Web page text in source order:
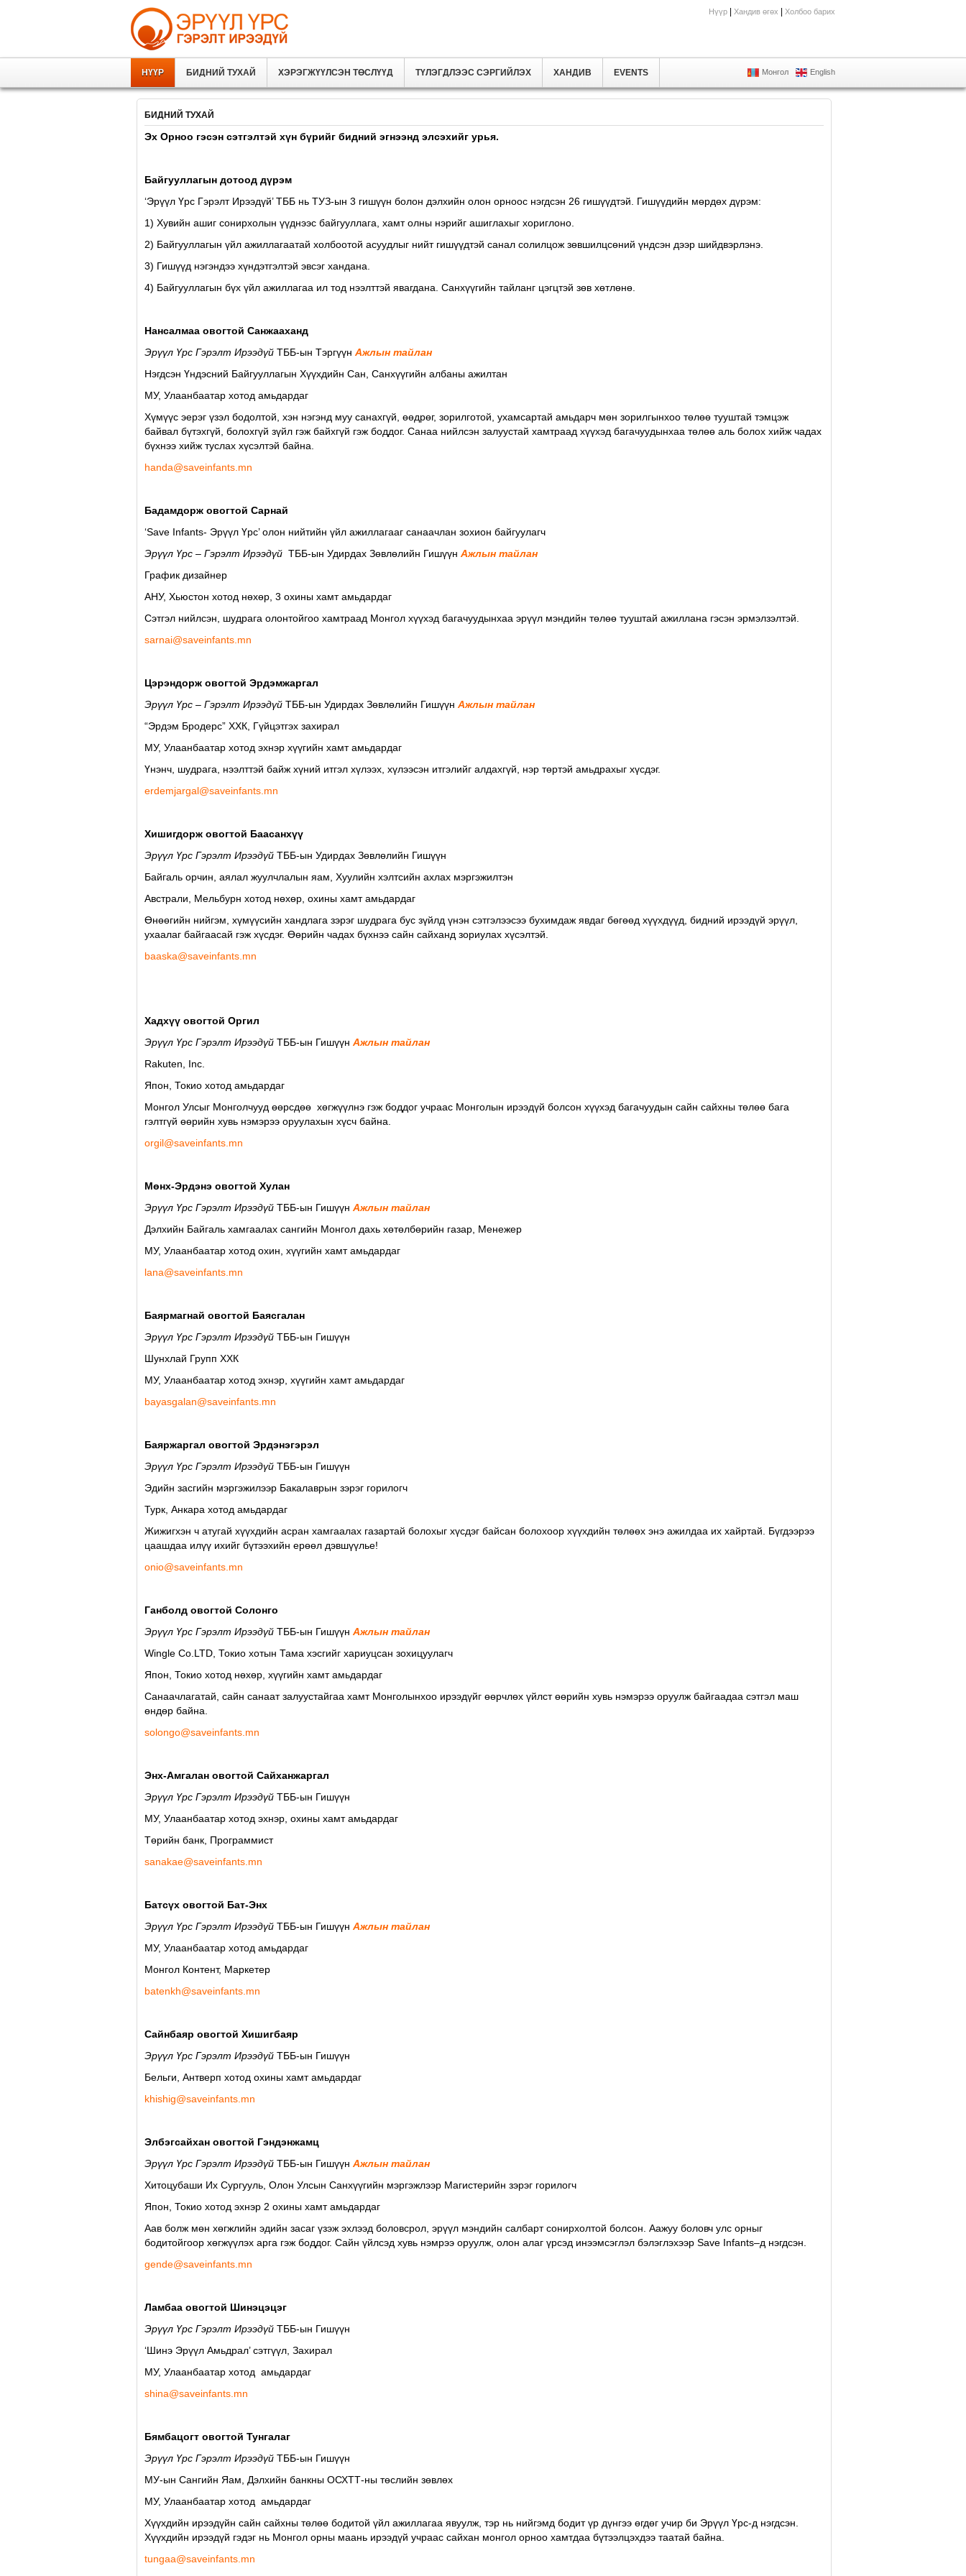
Монгол English
Нүүр Хандив өгөх Холбоо барих
НҮҮР БИДНИЙ ТУХАЙ ХЭРЭГЖҮҮЛСЭН ТӨСЛҮҮД ТҮЛЭГДЛЭЭС СЭРГИЙЛЭХ ХАНДИВ EVENTS
БИДНИЙ ТУХАЙ
Эх Орноо гэсэн сэтгэлтэй хүн бүрийг бидний эгнээнд элсэхийг урья.
Байгууллагын дотоод дүрэм
‘Эрүүл Үрс Гэрэлт Ирээдүй’ ТББ нь ТУЗ-ын 3 гишүүн болон дэлхийн олон орноос нэгдсэн 26 гишүүдтэй. Гишүүдийн мөрдөх дүрэм:
1) Хувийн ашиг сонирхолын үүднээс байгууллага, хамт олны нэрийг ашиглаxыг хориглоно.
2) Байгууллагын үйл ажиллагаатай холбоотой асуудлыг нийт гишүүдтэй санал солилцож зөвшилцсөний үндсэн дээр шийдвэрлэнэ.
3) Гишүүд нэгэндээ хүндэтгэлтэй эвсэг хандана.
4) Байгууллагын бүх үйл ажиллагаа ил тод нээлттэй явагдана. Санхүүгийн тайланг цэгцтэй зөв хөтлөнө.
Нансалмаа овогтой Санжааханд
Эрүүл Үрс Гэрэлт Ирээдүй ТББ-ын Тэргүүн Ажлын тайлан
Нэгдсэн Үндэсний Байгууллагын Хүүхдийн Cан, Санхүүгийн албаны ажилтан
МУ, Улаанбаатар хотод амьдардаг
Хүмүүс эерэг үзэл бодолтой, хэн нэгэнд муу санахгүй, өөдрөг, зорилготой, ухамсартай амьдарч мөн зорилгынхоо төлөө тууштай тэмцэж
байвал бүтэхгүй, болохгүй зүйл гэж байхгүй гэж боддог. Санаа нийлсэн залуустай хамтраад хүүхэд багачуудынхаа төлөө аль болох хийж чадах
бүхнээ хийж туслах хүсэлтэй байна.
handa@saveinfants.mn
Бадамдорж овогтой Сарнай
‘Save Infants- Эрүүл Үрс’ олон нийтийн үйл ажиллагааг санаачлан зохион байгуулагч
Эрүүл Үрс – Гэрэлт Ирээдүй ТББ-ын Удирдах Зөвлөлийн Гишүүн Ажлын тайлан
График дизайнер
АНУ, Хьюстон хотод нөхөр, 3 охины хамт амьдардаг
Cэтгэл нийлсэн, шудрага олонтойгоо хамтраад Монгол хүүхэд багачуудынхаа эрүүл мэндийн төлөө тууштай ажиллана гэсэн эрмэлзэлтэй.
sarnai@saveinfants.mn
Цэрэндорж овогтой Эрдэмжаргал
Эрүүл Үрс – Гэрэлт Ирээдүй ТББ-ын Удирдах Зөвлөлийн Гишүүн Ажлын тайлан
“Эрдэм Бродерс” ХХК, Гүйцэтгэх захирал
МУ, Улаанбаатар хотод эхнэр хүүгийн хамт амьдардаг
Үнэнч, шудрага, нээлттэй байж хүний итгэл хүлээх, хүлээсэн итгэлийг алдахгүй, нэр төртэй амьдрахыг хүсдэг.
erdemjargal@saveinfants.mn
Хишигдорж овогтой Баасанхүү
Эрүүл Үрс Гэрэлт Ирээдүй ТББ-ын Удирдах Зөвлөлийн Гишүүн
Байгаль орчин, аялал жуулчлалын яам, Xуулийн хэлтсийн ахлах мэргэжилтэн
Австрали, Мельбурн хотод нөхөр, охины хамт амьдардаг
Өнөөгийн нийгэм, хүмүүсийн хандлага зэрэг шудрага бус зүйлд үнэн сэтгэлээсээ бухимдаж явдаг бөгөөд хүүхдүүд, бидний ирээдүй эрүүл,
ухаалаг байгаасай гэж хүсдэг. Өөрийн чадах бүхнээ сайн сайханд зориулах хүсэлтэй.
baaska@saveinfants.mn
Хадхүү овогтой Оргил
Эрүүл Үрс Гэрэлт Ирээдүй ТББ-ын Гишүүн Ажлын тайлан
Rakuten, Inc.
Япон, Токио хотод амьдардаг
Монгол Улсыг Монголчууд өөрсдөө хөгжүүлнэ гэж боддог учраас Монголын ирээдүй болсон хүүхэд багачуудын сайн сайхны төлөө бага
гэлтгүй өөрийн хувь нэмэрээ оруулахын хүсч байна.
orgil@saveinfants.mn
Мөнх-Эрдэнэ овогтой Хулан
Эрүүл Үрс Гэрэлт Ирээдүй ТББ-ын Гишүүн Ажлын тайлан
Дэлхийн Байгаль хамгаалах cангийн Монгол дахь xөтөлбөрийн газар, Mенежер
МУ, Улаанбаатар хотод охин, хүүгийн хамт амьдардаг
lana@saveinfants.mn
Баярмагнай овогтой Баясгалан
Эрүүл Үрс Гэрэлт Ирээдүй ТББ-ын Гишүүн
Шунхлай Групп ХХК
МУ, Улаанбаатар хотод эхнэр, хүүгийн хамт амьдардаг
bayasgalan@saveinfants.mn
Баяржаргал овогтой Эрдэнэгэрэл
Эрүүл Үрс Гэрэлт Ирээдүй ТББ-ын Гишүүн
Эдийн засгийн мэргэжилээр Бакалаврын зэрэг горилогч
Турк, Анкара хотод амьдардаг
Жижигхэн ч атугай хүүхдийн асран хамгаалах газартай болохыг хүсдэг байсан болохоор хүүхдийн төлөөх энэ ажилдаа их хайртай. Бүгдээрээ
цаашдаа илүү ихийг бүтээхийн ерөөл дэвшүүлье!
onio@saveinfants.mn
Ганболд овогтой Солонго
Эрүүл Үрс Гэрэлт Ирээдүй ТББ-ын Гишүүн Ажлын тайлан
Wingle Co.LTD, Токио хотын Тама хэсгийг хариуцсан зохицуулагч
Япон, Токиo хотод нөхөр, хүүгийн хамт амьдардаг
Санаачлагатай, сайн санаат залуустайгаа хамт Монголынхоо ирээдүйг өөрчлөх үйлст өөрийн хувь нэмэрээ оруулж байгаадаа сэтгэл маш
өндөр байна.
solongo@saveinfants.mn
Энх-Амгалан овогтой Сайханжаргал
Эрүүл Үрс Гэрэлт Ирээдүй ТББ-ын Гишүүн
МУ, Улаанбаатар хотод эхнэр, охины хамт амьдардаг
Төрийн банк, Программист
sanakae@saveinfants.mn
Батсүх овогтой Бат-Энх
Эрүүл Үрс Гэрэлт Ирээдүй ТББ-ын Гишүүн Ажлын тайлан
МУ, Улаанбаатар хотод амьдардаг
Монгол Контент, Маркетер
batenkh@saveinfants.mn
Сайнбаяр овогтой Хишигбаяр
Эрүүл Үрс Гэрэлт Ирээдүй ТББ-ын Гишүүн
Бельги, Антверп хотод охины хамт амьдардаг
khishig@saveinfants.mn
Элбэгсайхан овогтой Гэндэнжамц
Эрүүл Үрс Гэрэлт Ирээдүй ТББ-ын Гишүүн Ажлын тайлан
Хитоцубаши Их Сургууль, Олон Улсын Санхүүгийн мэргэжлээр Магистерийн зэрэг горилогч
Япон, Токио хотод эхнэр 2 охины хамт амьдардаг
Аав болж мөн xөгжлийн эдийн засаг үзэж эхлээд боловсрол, эрүүл мэндийн салбарт сонирхолтой болсон. Аажуу боловч улс орныг
бодитойгоор хөгжүүлэх арга гэж боддог. Сайн үйлсэд хувь нэмрээ оруулж, олон алаг үрсэд инээмсэглэл бэлэглэхээр Save Infants–д нэгдсэн.
gende@saveinfants.mn
Ламбаа овогтой Шинэцэцэг
Эрүүл Үрс Гэрэлт Ирээдүй ТББ-ын Гишүүн
‘Шинэ Эрүүл Амьдрал’ сэтгүүл, Захирал
МУ, Улаанбаатар хотод амьдардаг
shina@saveinfants.mn
Бямбацогт овогтой Тунгалаг
Эрүүл Үрс Гэрэлт Ирээдүй ТББ-ын Гишүүн
МУ-ын Сангийн Яам, Дэлхийн банкны ОСХТТ-ны төслийн зөвлөх
МУ, Улаанбаатар хотод амьдардаг
Хүүхдийн ирээдүйн сайн сайхны төлөө бодитой үйл ажиллагаа явуулж, тэр нь нийгэмд бодит үр дүнгээ өгдөг учир би Эрүүл Үрс-д нэгдсэн.
Хүүхдийн ирээдүй гэдэг нь Монгол орны маань ирээдүй учраас сайхан монгол орноо хамтдаа бүтээлцэхдээ таатай байна.
tungaa@saveinfants.mn